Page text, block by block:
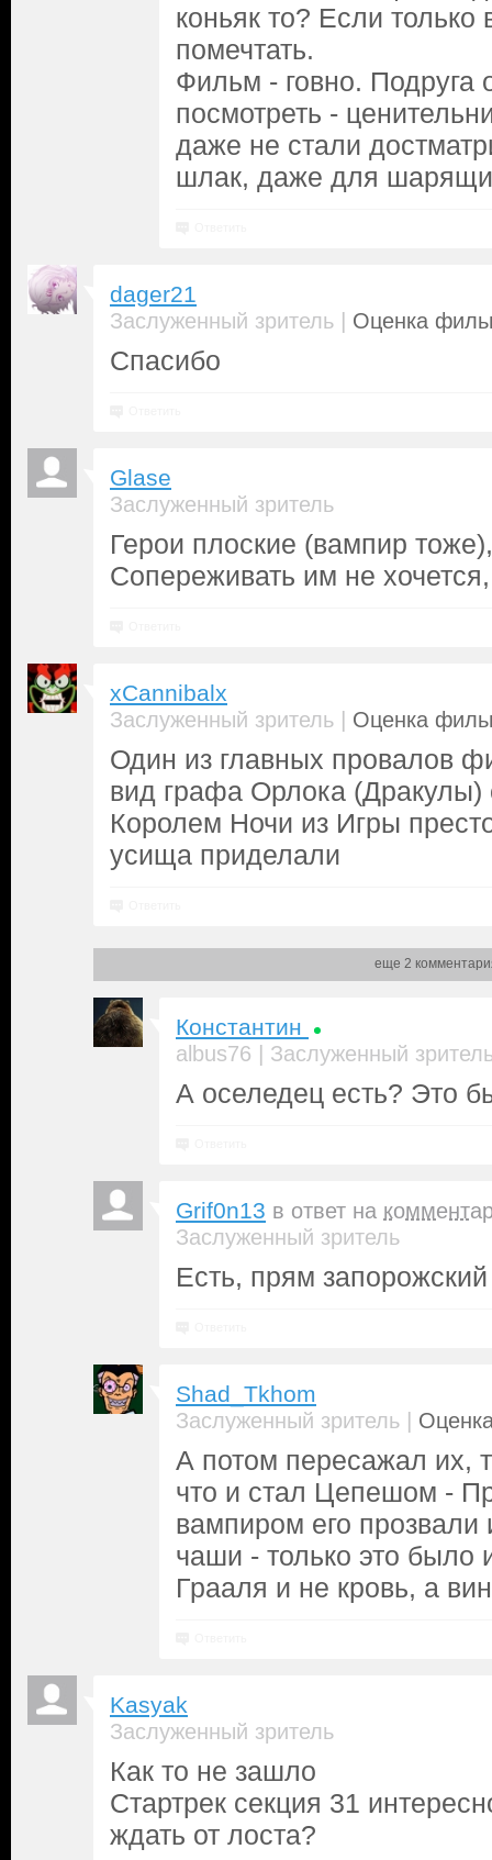
коньяк то? Если только
помечтать.
Фильм - говно. Подруга
посмотреть -
даже не стали
шлак, даже для
dager21
Заслуженный зритель | Оценка
Спасибо
Glase
Заслуженный зритель
Герои плоские (вампир
Сопереживать им не
xCannibalx
Заслуженный зритель | Оценка
Один из главных провалов
вид графа Орлока (Дракулы)
Королем Ночи из Игры
усища приделали
еще 2
Константин
albus76 | Заслуженный
А оселедец есть? Это
Grif0n13 в ответ на
Заслуженный зритель
Есть, прям запорожский
Shad_Tkhom
Заслуженный зритель |
А потом пересажал их,
что и стал Цепешом -
вампиром его прозвали
чаши - только это было
Грааля и не кровь, а
Kasyak
Заслуженный зритель
Как то не зашло
Стартрек секция 31
ждать от лоста?